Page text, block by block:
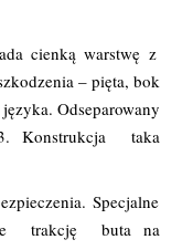
cienką warstwę z
– pięta, bok
Odseparowany
Konstrukcja taka
Specjalne
trakcję buta na